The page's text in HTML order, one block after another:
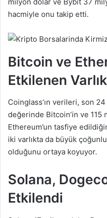
hacmiyle onu takip etti.
Bitcoin ve
Etkilenen
Coinglass’ın verileri, son
değerinde Bitcoin’in ve
Ethereum’un tasfiye
iki varlıkta da büyük
olduğunu ortaya koyuyor.
Solana,
Etkilendi